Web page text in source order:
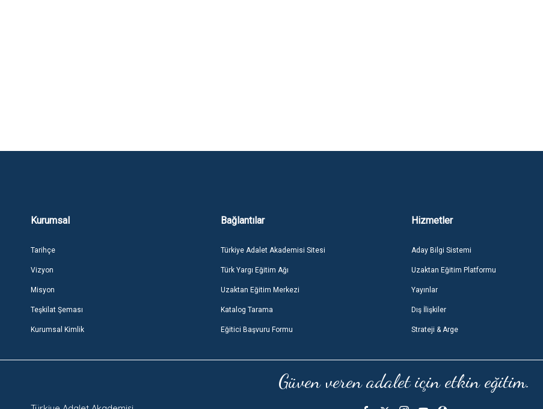
Kurumsal
Tarihçe
Vizyon
Misyon
Teşkilat Şeması
Kurumsal Kimlik
Bağlantılar
Türkiye Adalet Akademisi Sitesi
Türk Yargı Eğitim Ağı
Uzaktan Eğitim Merkezi
Katalog Tarama
Eğitici Başvuru Formu
Hizmetler
Aday Bilgi Sistemi
Uzaktan Eğitim Platformu
Yayınlar
Dış İlişkiler
Strateji & Arge
Güven veren adalet için etkin eğitim.